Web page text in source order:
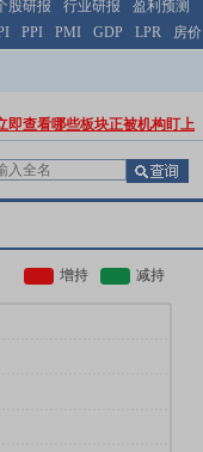
股研报 行业研报
盈利预测
PPI PMI GDP LPR 房价
即查看哪些板块正被机构盯上